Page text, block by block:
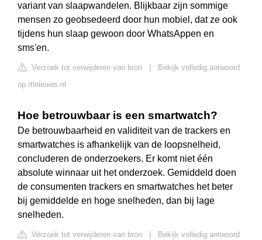
variant van slaapwandelen. Blijkbaar zijn sommige
mensen zo geobsedeerd door hun mobiel, dat ze ook
tijdens hun slaap gewoon door WhatsAppen en
sms'en.
Verzoek tot verwijderen van bron
Bekijk volledig antwoord
op rtlnieuws.nl
Hoe betrouwbaar is een smartwatch?
De betrouwbaarheid en validiteit van de trackers en
smartwatches is afhankelijk van de loopsnelheid,
concluderen de onderzoekers. Er komt niet één
absolute winnaar uit het onderzoek. Gemiddeld doen
de consumenten trackers en smartwatches het beter
bij gemiddelde en hoge snelheden, dan bij lage
snelheden.
Verzoek tot verwijderen van bron Bekijk volledig antwoord